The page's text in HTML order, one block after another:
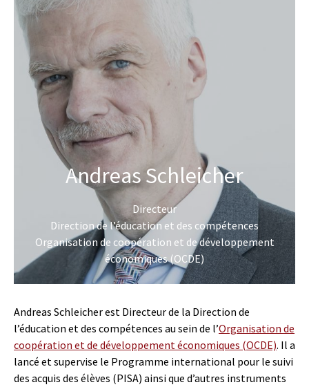
Andreas Schleicher
Directeur
Direction de l’éducation et des compétences
Organisation de coopération et de développement
économiques (OCDE)
Andreas Schleicher est Directeur de la Direction de
l’éducation et des compétences au sein de l’Organisation de
coopération et de développement économiques (OCDE). Il a
lancé et supervise le Programme international pour le suivi
des acquis des élèves (PISA) ainsi que d’autres instruments